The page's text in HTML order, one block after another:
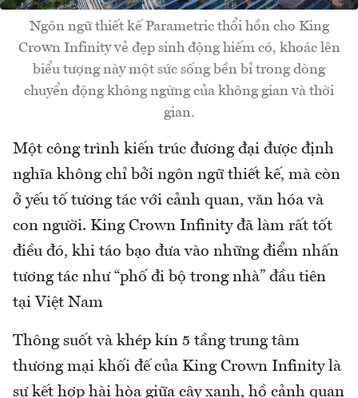
Ngôn ngữ thiết kế Parametric thổi hồn cho King
Crown Infinity vẻ đẹp sinh động hiếm có, khoác lên
biểu tượng này một sức sống bền bỉ trong dòng
chuyển động không ngừng của không gian và thời
gian.
Một công trình kiến trúc đương đại được định
nghĩa không chỉ bởi ngôn ngữ thiết kế, mà còn
ở yếu tố tương tác với cảnh quan, văn hóa và
con người. King Crown Infinity đã làm rất tốt
điều đó, khi táo bạo đưa vào những điểm nhấn
tương tác như “phố đi bộ trong nhà” đầu tiên
tại Việt Nam
Thông suốt và khép kín 5 tầng trung tâm
thương mại khối đế của King Crown Infinity là
sự kết hợp hài hòa giữa cây xanh, hồ cảnh quan